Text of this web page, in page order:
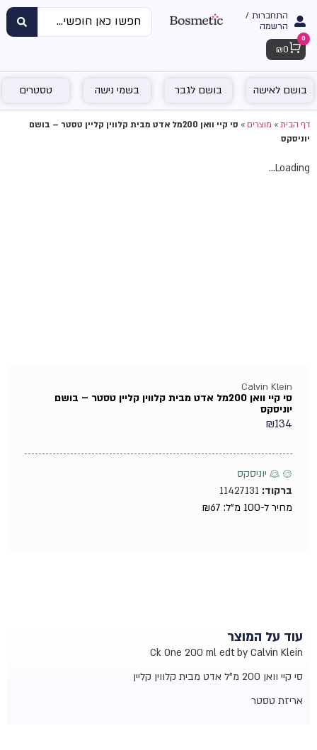
התחברות /
הרשמה
Cart
0
₪ 0
בושם לאישה בושם לגבר בשמי נישה טסטרים
דף הבית»מוצרים»
סי קיי וואן 200מל אדט מבית קלווין קליין טסטר – בושם
יוניסקס
Loading...
Calvin Klein
סי קיי וואן 200מל אדט מבית קלווין קליין טסטר – בושם
יוניסקס
₪134
♂ ♀ יוניסקס
ברקוד:11427131
מחיר ל-100 מ"ל:
₪67
עוד על המוצר
Ck One 200 ml edt by Calvin Klein
סי קיי וואן 200 מ"ל אדט
מבית קלווין קליין
אריזת טסטר